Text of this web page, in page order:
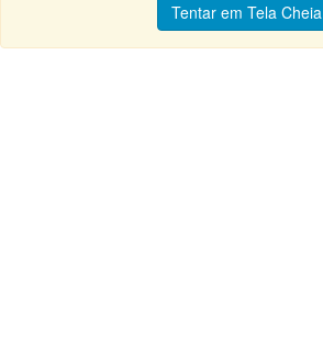
Tentar em Tela Cheia